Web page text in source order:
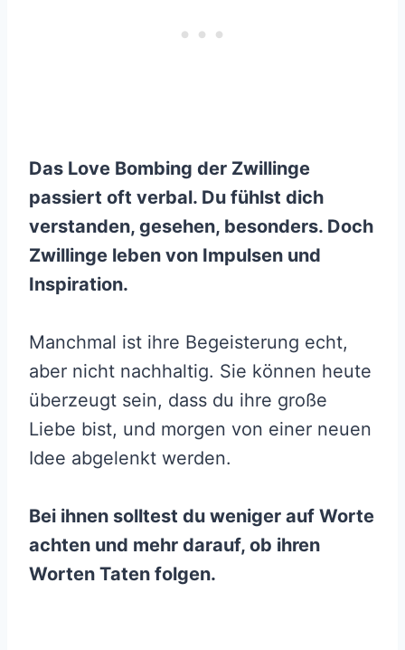
Das Love Bombing der Zwillinge
passiert oft verbal. Du fühlst dich
verstanden, gesehen, besonders. Doch
Zwillinge leben von Impulsen und
Inspiration.
Manchmal ist ihre Begeisterung echt,
aber nicht nachhaltig. Sie können heute
überzeugt sein, dass du ihre große
Liebe bist, und morgen von einer neuen
Idee abgelenkt werden.
Bei ihnen solltest du weniger auf Worte
achten und mehr darauf, ob ihren
Worten Taten folgen.